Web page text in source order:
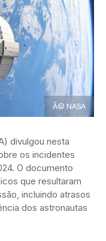
Â© NASA
divulgou nesta
os incidentes
O documento
que resultaram
incluindo atrasos
dos astronautas